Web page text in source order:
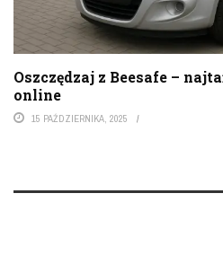
Oszczędzaj z Beesafe –
online
15 PAŹDZIERNIKA, 2025